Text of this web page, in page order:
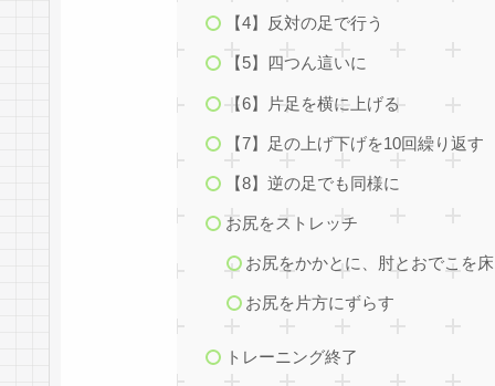
【4】反対の足で行う
【5】四つん這いに
【6】片足を横に上げる
【7】足の上げ下げを10回繰り返す
【8】逆の足でも同様に
お尻をストレッチ
お尻をかかとに、肘とおでこを
お尻を片方にずらす
トレーニング終了